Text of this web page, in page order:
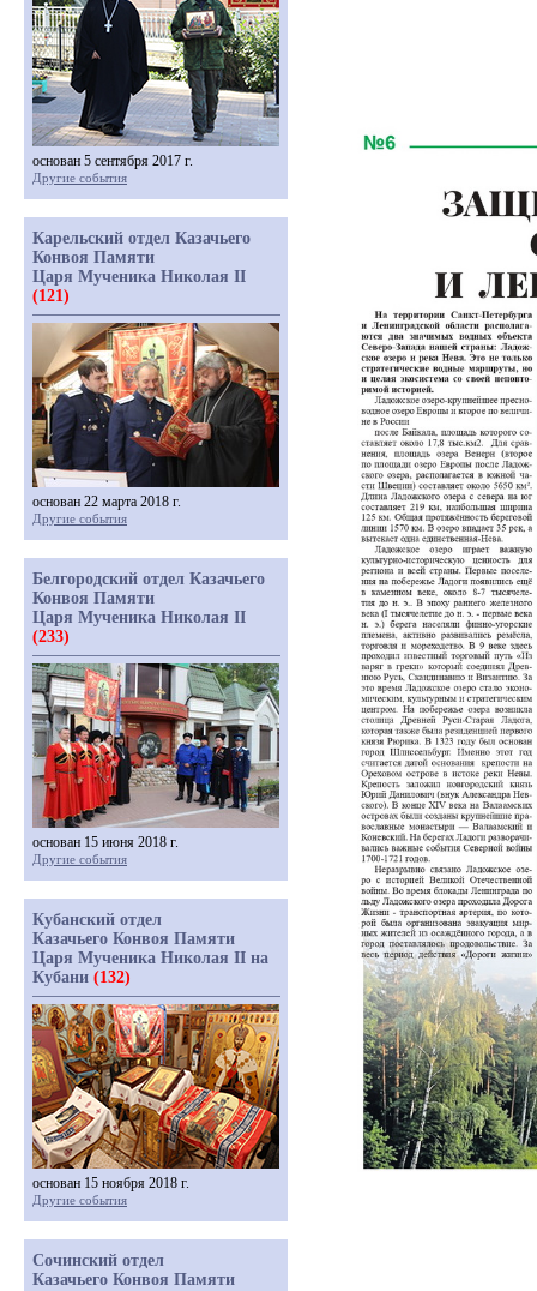
основан 5 сентября 2017 г.
Другие события
Карельский отдел Казачьего
Конвоя Памяти
Царя Мученика Николая II
(121)
основан 22 марта 2018 г.
Другие события
Белгородский отдел Казачьего
Конвоя Памяти
Царя Мученика Николая II
(233)
основан 15 июня 2018 г.
Другие события
Кубанский отдел
Казачьего Конвоя Памяти
Царя Мученика Николая II на
Кубани (132)
основан 15 ноября 2018 г.
Другие события
Сочинский отдел
Казачьего Конвоя Памяти